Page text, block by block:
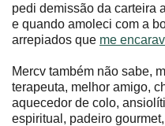
pedi demissão da carteira
e quando amoleci com a
arrepiados que me
Mercv também não sabe,
terapeuta, melhor amigo,
aquecedor de colo,
espiritual, padeiro